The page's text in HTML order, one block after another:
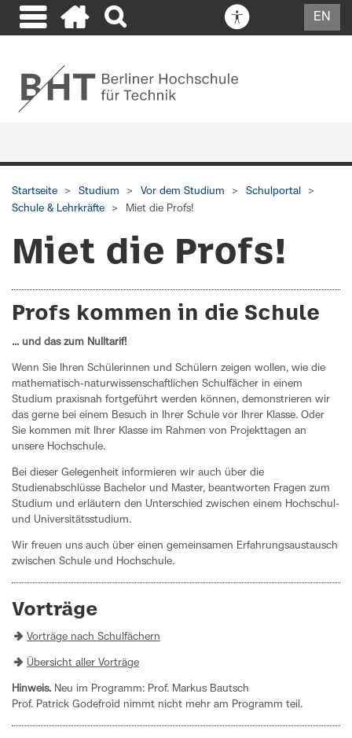
EN
Startseite Studium Vor dem Studium
Schulportal
Schule & Lehrkräfte
Miet die Profs!
Miet die Profs!
Profs kommen in die Schule
... und das zum Nulltarif!
Wenn Sie Ihren Schülerinnen und Schülern zeigen wollen, wie die
mathematisch-naturwissenschaftlichen Schulfächer in einem
Studium praxisnah fortgeführt werden können, demonstrieren wir
das gerne bei einem Besuch in Ihrer Schule vor Ihrer Klasse. Oder
Sie kommen mit Ihrer Klasse im Rahmen von Projekttagen an
unsere Hochschule.
Bei dieser Gelegenheit informieren wir auch über die
Studienabschlüsse Bachelor und Master, beantworten Fragen zum
Studium und erläutern den Unterschied zwischen einem Hochschul-
und Universitätsstudium.
Wir freuen uns auch über einen gemeinsamen Erfahrungsaustausch
zwischen Schule und Hochschule.
Vorträge
Vorträge nach Schulfächern
Übersicht aller Vorträge
Hinweis. Neu im Programm: Prof. Markus Bautsch
Prof. Patrick Godefroid nimmt nicht mehr am Programm teil.